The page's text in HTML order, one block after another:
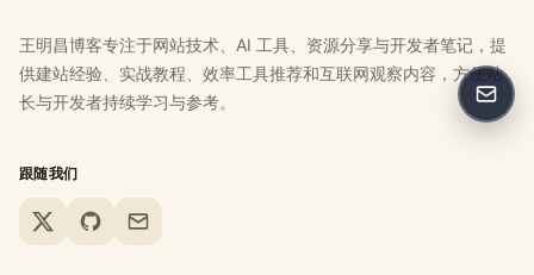
王明昌博客专注于网站技术、AI 工具、资源分享与开发者笔记，提
供建站经验、实战教程、效率工具推荐和互联网观察内容，方便站
长与开发者持续学习与参考。
跟随我们
X GitHubEmail
反馈